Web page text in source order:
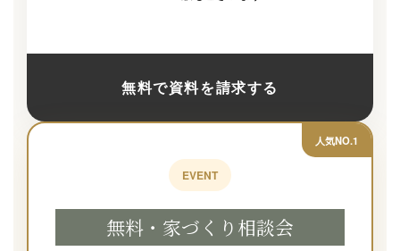
無料で資料を請求する
人気NO.1
EVENT
無料・家づくり相談会